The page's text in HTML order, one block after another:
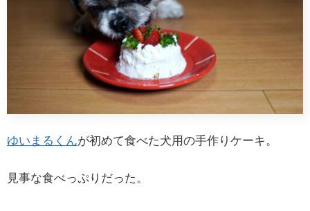
ゆいまるくんが初めて食べた犬用の手作りケーキ。
見事な食べっぷりだった。